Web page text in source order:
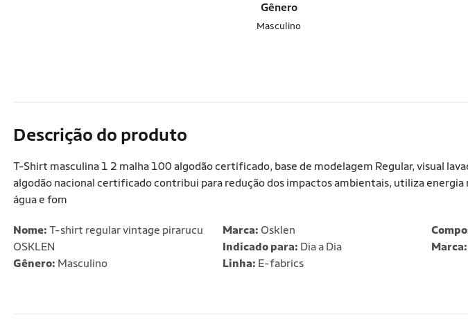
Gênero
Masculino
Descrição do produto
T-Shirt masculina 1 2 malha 100 algodão certificado, base de modelagem Regular, visual
algodão nacional certificado contribui para redução dos impactos ambientais, utiliza energia
água e fom
Nome: T-shirt regular vintage pirarucu
OSKLEN
Gênero: Masculino
Marca: Osklen
Indicado para: Dia a Dia
Linha: E-fabrics
Marca: